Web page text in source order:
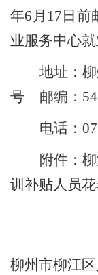
年6 月 17 日前
业服务中心就
地址：
号
邮编：
电话：
附件：
训补贴人员
柳州市柳江